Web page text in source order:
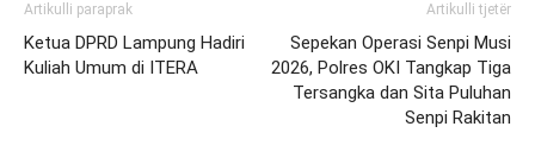
Artikulli paraprak
Ketua DPRD Lampung Hadiri
Kuliah Umum di ITERA
Artikulli tjetër
Sepekan Operasi Senpi Musi
2026, Polres OKI Tangkap Tiga
Tersangka dan Sita Puluhan
Senpi Rakitan